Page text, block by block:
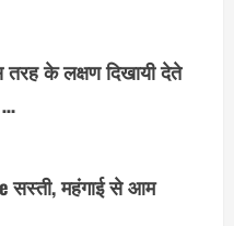
के लक्षण दिखायी देते
…
सस्ती, महंगाई से आम